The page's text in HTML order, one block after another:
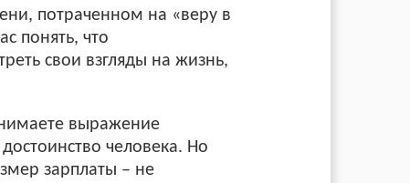
потраченном на «веру в
понять, что
свои взгляды на жизнь,
выражение
человека. Но
зарплаты – не